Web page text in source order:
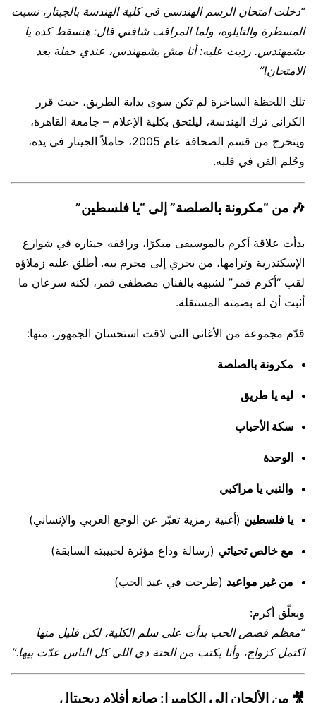
“دخلت امتحان الرسم الهندسي في كلية الهندسة بالجيتار، نسيت
المسطرة والتابلوه، ولما المراقب شافني قال: هتسقط كده يا
بشمهندس. رديت عليه: أنا مش بشمهندس، عندي حفلة بعد
الامتحان!”
تلك اللحظة الساخرة لم تكن سوى بداية الطريق، حيث قرر
الكراني ترك الهندسة، ليلتحق بكلية الإعلام – جامعة القاهرة،
ويتخرج من قسم الصحافة عام 2005، حاملاً الجيتار في يده،
وحُلم الفن في قلبه.
🎶 من “مكرونة بالصلصة” إلى “يا فلسطين”
بدأت علاقة أكرم بالموسيقى مبكرًا، ورافقه جيتاره في شوارع
الإسكندرية وترامها، من بحري إلى محرم بيه. أطلق عليه زملاؤه
لقب “أكرم قمر” لشبهه بالفنان مصطفى قمر، لكنه سرعان ما
أثبت أن له بصمته المستقلة.
قدّم مجموعة من الأغاني التي لاقت استحسان الجمهور، منها:
مكرونة بالصلصة
ليه يا طريق
سكة الأحباب
الوحدة
والنبي يا مراكبي
يا فلسطين (أغنية رمزية تعبّر عن الوجع العربي والإنساني)
مع خالص تحياتي (رسالة وداع مؤثرة لحبيبته السابقة)
من غير مواعيد (طرحت في عيد الحب)
ويعلّق أكرم:
“معظم قصص الحب بدأت على سلم الكلية، لكن قليل منها
اكتمل كزواج، وأنا بكتب من الحتة دي اللي كل الناس عدّت بيها.”
🎥 من الألحان إلى الكاميرا: صانع أفلام ديجيتال